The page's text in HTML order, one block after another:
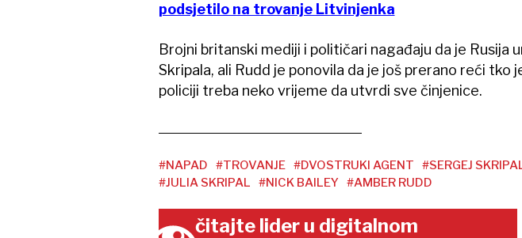
podsjetilo na trovanje Litvinjenka
Brojni britanski mediji i političari nagađaju da je Rusija
Skripala, ali Rudd je ponovila da je još prerano reći tko
policiji treba neko vrijeme da utvrdi sve činjenice.
#NAPAD #TROVANJE #DVOSTRUKI AGENT #SERGEJ
#JULIA SKRIPAL
#NICK BAILEY #AMBER RUDD
čitajte lider u digitalnom